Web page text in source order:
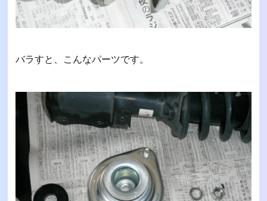
バラすと、こんなパーツです。